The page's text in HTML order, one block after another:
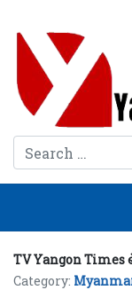
Search
TV Yangon
Category: